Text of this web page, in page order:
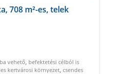
708 m²-es, telek
vehető, befektetési célból is
kertvárosi környezet, csendes